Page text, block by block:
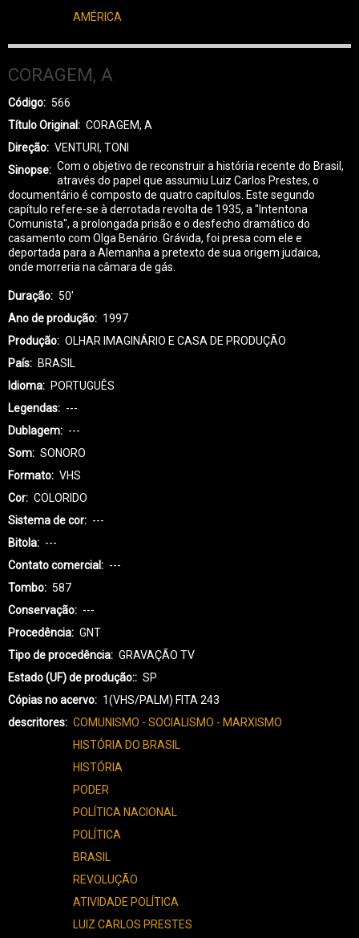
AMÉRICA
CORAGEM, A
Código
566
Título Original
CORAGEM, A
Direção
VENTURI, TONI
Sinopse
Com o objetivo de reconstruir a história recente do Brasil,
através do papel que assumiu Luiz Carlos Prestes, o
documentário é composto de quatro capítulos. Este segundo
capítulo refere-se à derrotada revolta de 1935, a "Intentona
Comunista", a prolongada prisão e o desfecho dramático do
casamento com Olga Benário. Grávida, foi presa com ele e
deportada para a Alemanha a pretexto de sua origem judaica,
onde morreria na câmara de gás.
Duração
50'
Ano de produção
1997
Produção
OLHAR IMAGINÁRIO E CASA DE PRODUÇÃO
País
BRASIL
Idioma
PORTUGUÊS
Legendas
---
Dublagem
---
Som
SONORO
Formato
VHS
Cor
COLORIDO
Sistema de cor
---
Bitola
---
Contato comercial
---
Tombo
587
Conservação
---
Procedência
GNT
Tipo de procedência
GRAVAÇÃO TV
Estado (UF) de produção:
SP
Cópias no acervo
1(VHS/PALM) FITA 243
descritores
COMUNISMO - SOCIALISMO - MARXISMO
HISTÓRIA DO BRASIL
HISTÓRIA
PODER
POLÍTICA NACIONAL
POLÍTICA
BRASIL
REVOLUÇÃO
ATIVIDADE POLÍTICA
LUIZ CARLOS PRESTES